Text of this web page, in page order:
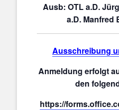
Ausb: OTL a.D.
a.D. Manfred
Ausschreibung
Anmeldung erfolgt
den
https://